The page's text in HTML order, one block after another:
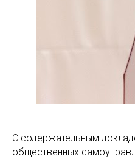
С содержательным
общественных